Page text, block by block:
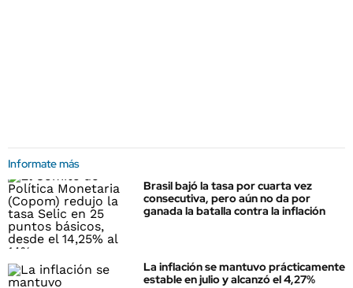
Informate más
Brasil bajó la tasa por cuarta vez
consecutiva, pero aún no da por
ganada la batalla contra la inflación
La inflación se mantuvo prácticamente
estable en julio y alcanzó el 4,27%